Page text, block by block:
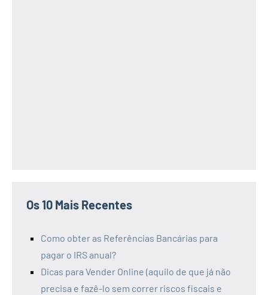
Os 10 Mais Recentes
Como obter as Referências Bancárias para
pagar o IRS anual?
Dicas para Vender Online (aquilo de que já não
precisa e fazê-lo sem correr riscos fiscais e